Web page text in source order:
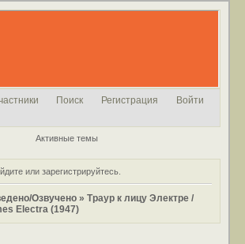
Поиск Регистрация Войти
Активные темы
или зарегистрируйтесь.
Озвучено »Траур к лицу Электре /
Electra (1947)